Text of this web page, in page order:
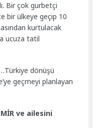
Bir çok gurbetçi
bir ülkeye geçip 10
kurtulacak
ucuza tatil
dönüşü
geçmeyi planlayan
ve ailesini